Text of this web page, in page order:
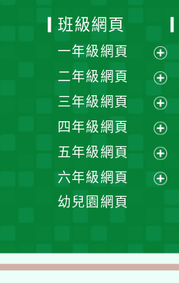
班級網頁
一年級網頁
展
開
選
單
二年級網頁
展
開
選
單
三年級網頁
展
開
選
單
四年級網頁
展
選
五年級網頁
展
開
六年級網頁
單
幼兒園網頁